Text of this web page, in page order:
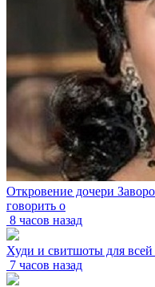
Откровение дочери
говорить о
8 часов назад
Худи и свитшоты для всей
7 часов назад